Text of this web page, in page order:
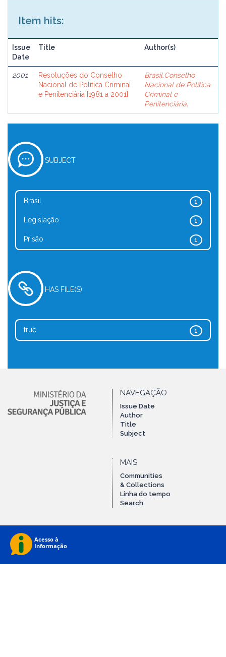
Item hits:
Issue
Date
Title Author(s)
2001
Resoluções do Conselho
Nacional de Política Criminal
e Penitenciária [1981 a 2001]
Brasil.Conselho
Nacional de Política
Criminal e
Penitenciária.
SUBJECT
1
Brasil
1
Legislação
1
Prisão
HAS FILE(S)
1
true
NAVEGAÇÃO
Issue Date
Author
Title
Subject
MAIS
Communities
& Collections
Linha do tempo
Search